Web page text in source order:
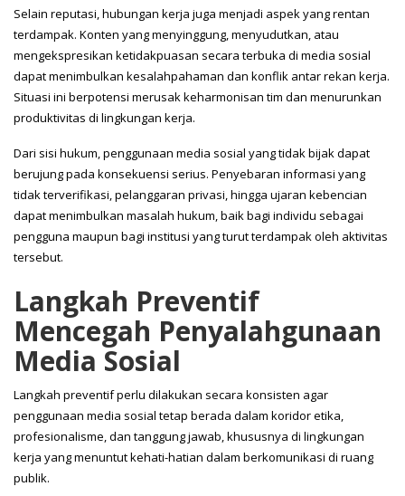
Selain reputasi, hubungan kerja juga menjadi aspek yang rentan
terdampak. Konten yang menyinggung, menyudutkan, atau
mengekspresikan ketidakpuasan secara terbuka di media sosial
dapat menimbulkan kesalahpahaman dan konflik antar rekan kerja.
Situasi ini berpotensi merusak keharmonisan tim dan menurunkan
produktivitas di lingkungan kerja.
Dari sisi hukum, penggunaan media sosial yang tidak bijak dapat
berujung pada konsekuensi serius. Penyebaran informasi yang
tidak terverifikasi, pelanggaran privasi, hingga ujaran kebencian
dapat menimbulkan masalah hukum, baik bagi individu sebagai
pengguna maupun bagi institusi yang turut terdampak oleh aktivitas
tersebut.
Langkah Preventif
Mencegah Penyalahgunaan
Media Sosial
Langkah preventif perlu dilakukan secara konsisten agar
penggunaan media sosial tetap berada dalam koridor etika,
profesionalisme, dan tanggung jawab, khususnya di lingkungan
kerja yang menuntut kehati-hatian dalam berkomunikasi di ruang
publik.